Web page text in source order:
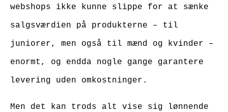
webshops ikke kunne slippe for at sænke
salgsværdien på produkterne – til
juniorer, men også til mænd og kvinder –
enormt, og endda nogle gange garantere
levering uden omkostninger.
Men det kan trods alt vise sig lønnende